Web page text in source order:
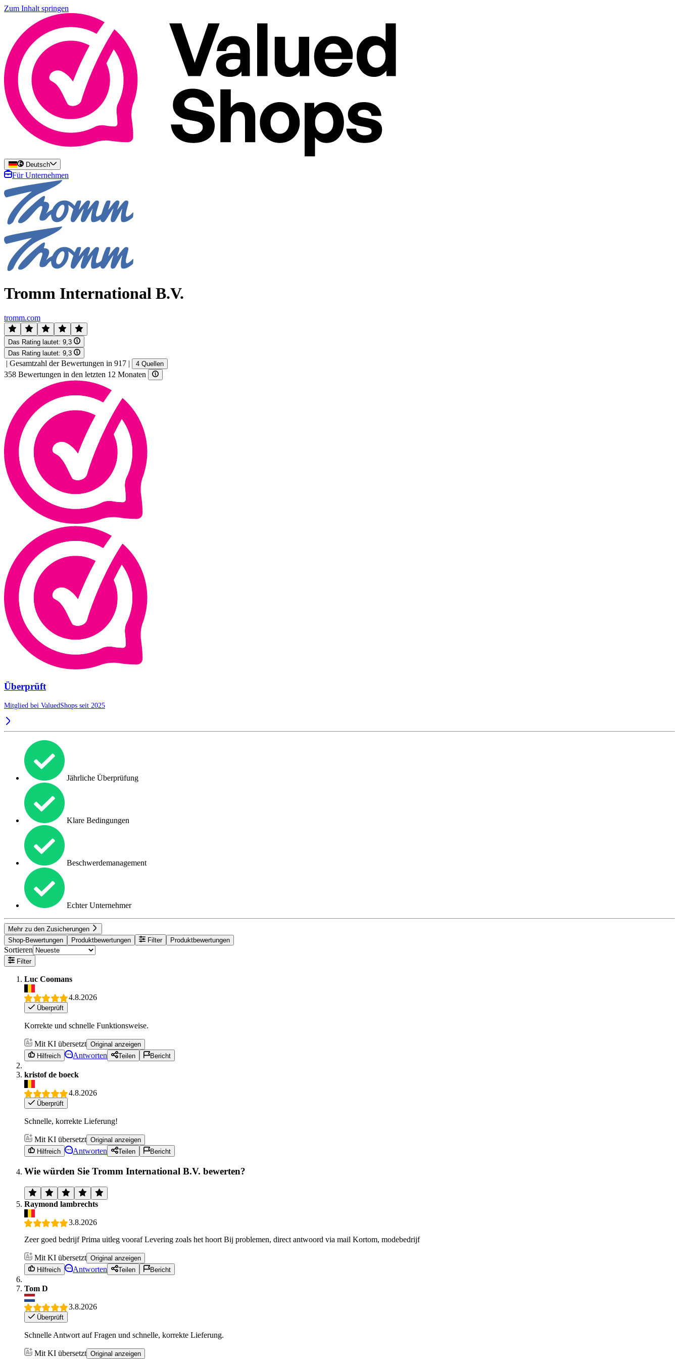
Zum Inhalt springen
Deutsch
Für Unternehmen
Tromm International B.V.
tromm.com
Das Rating lautet: 9,3
Das Rating lautet: 9,3
| Gesamtzahl der Bewertungen in 917 | 4 Quellen
358 Bewertungen in den letzten 12 Monaten
Überprüft
Mitglied bei ValuedShops seit 2025
Jährliche Überprüfung
Klare Bedingungen
Beschwerdemanagement
Echter Unternehmer
Mehr zu den Zusicherungen
Shop-Bewertungen
Produktbewertungen Filter Produktbewertungen
Sortieren
Filter
Luc Coomans
4.8.2026
Überprüft
Korrekte und schnelle Funktionsweise.
Mit KI übersetzt Original anzeigen
Hilfreich
Antworten Teilen Bericht
kristof de boeck
4.8.2026
Überprüft
Schnelle, korrekte Lieferung!
Mit KI übersetzt Original anzeigen
Hilfreich
Antworten Teilen Bericht
Wie würden Sie Tromm International B.V. bewerten?
Raymond lambrechts
3.8.2026
Zeer goed bedrijf Prima uitleg vooraf Levering zoals het hoort Bij problemen, direct antwoord via mail Kortom, modebedrijf
Mit KI übersetzt Original anzeigen
Hilfreich
Antworten Teilen Bericht
Tom D
3.8.2026
Überprüft
Schnelle Antwort auf Fragen und schnelle, korrekte Lieferung.
Mit KI übersetzt Original anzeigen